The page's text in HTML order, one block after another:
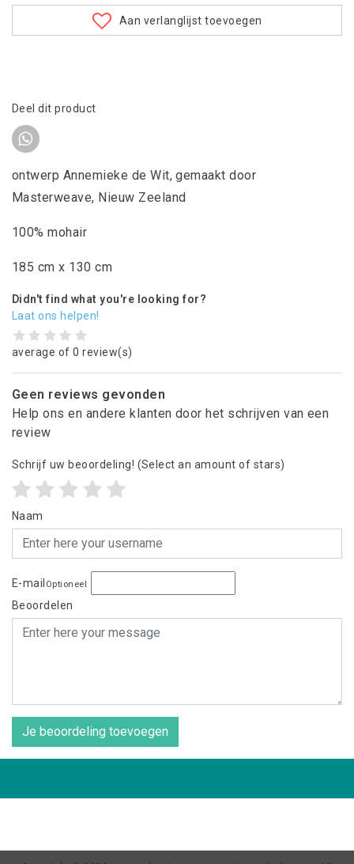
Aan verlanglijst toevoegen
Deel dit product
ontwerp Annemieke de Wit, gemaakt door
Masterweave, Nieuw Zeeland
100% mohair
185 cm x 130 cm
Didn't find what you're looking for?
Laat ons helpen!
average of 0 review(s)
Geen reviews gevonden
Help ons en andere klanten door het schrijven van een
review
Schrijf uw beoordeling! (Select an amount of stars)
Naam
E-mail Optioneel
Beoordelen
Je beoordeling toevoegen